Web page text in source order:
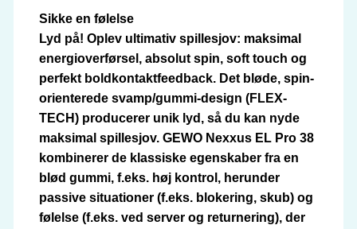
Sikke en følelse
Lyd på! Oplev ultimativ spillesjov: maksimal
energioverførsel, absolut spin, soft touch og
perfekt boldkontaktfeedback. Det bløde, spin-
orienterede svamp/gummi-design (FLEX-
TECH) producerer unik lyd, så du kan nyde
maksimal spillesjov. GEWO Nexxus EL Pro 38
kombinerer de klassiske egenskaber fra en
blød gummi, f.eks. høj kontrol, herunder
passive situationer (f.eks. blokering, skub) og
følelse (f.eks. ved server og returnering), der